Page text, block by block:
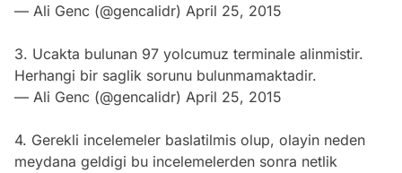
— Ali Genc (@gencalidr) April 25, 2015
3. Ucakta bulunan 97 yolcumuz terminale alinmistir.
Herhangi bir saglik sorunu bulunmamaktadir.
— Ali Genc (@gencalidr) April 25, 2015
4. Gerekli incelemeler baslatilmis olup, olayin neden
meydana geldigi bu incelemelerden sonra netlik